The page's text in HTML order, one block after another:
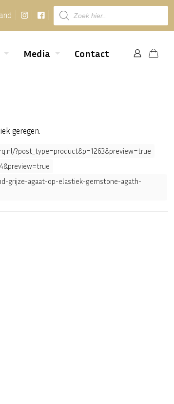
Producten
zoeken
Media Contact
geregen.
?post_type=product&p=1263&preview=true
grijze-agaat-op-elastiek-gemstone-agath-